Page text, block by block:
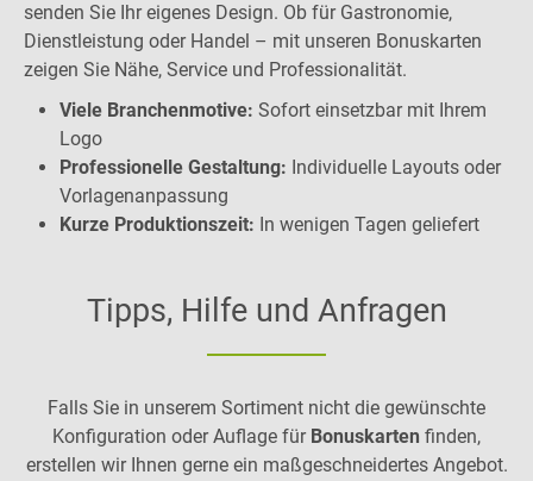
senden Sie Ihr eigenes Design. Ob für Gastronomie,
Dienstleistung oder Handel – mit unseren Bonuskarten
zeigen Sie Nähe, Service und Professionalität.
Viele Branchenmotive: Sofort einsetzbar mit Ihrem
Logo
Professionelle Gestaltung: Individuelle Layouts oder
Vorlagenanpassung
Kurze Produktionszeit: In wenigen Tagen geliefert
Tipps, Hilfe und Anfragen
Falls Sie in unserem Sortiment nicht die gewünschte
Konfiguration oder Auflage für Bonuskarten finden,
erstellen wir Ihnen gerne ein maßgeschneidertes Angebot.